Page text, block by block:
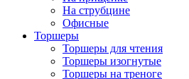
На струбцине
Офисные
Торшеры
Торшеры для чтения
Торшеры изогнутые
Торшеры на треноге